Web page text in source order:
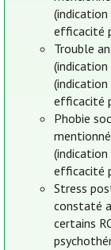
efficacité
Trouble
efficacité
Phobie
efficacité
Stress
constaté
certains